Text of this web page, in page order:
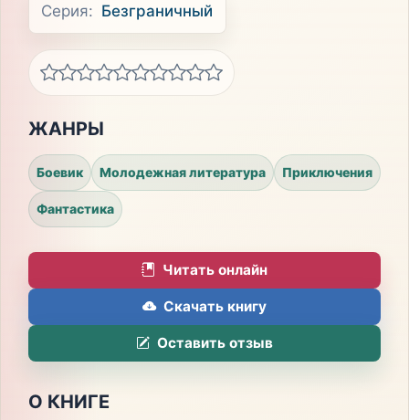
Серия: Безграничный
ЖАНРЫ
Боевик Молодежная литература Приключения
Фантастика
Читать онлайн
Скачать книгу
Оставить отзыв
О КНИГЕ